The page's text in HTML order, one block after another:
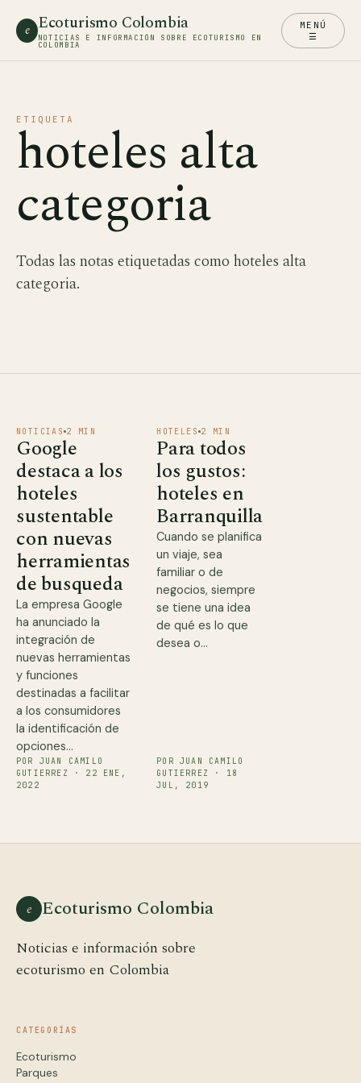
e Ecoturismo Colombia
NOTICIAS E INFORMACIÓN SOBRE ECOTURISMO EN
COLOMBIA
MENÚ
☰
ETIQUETA
hoteles alta
categoria
Todas las notas etiquetadas como hoteles alta
categoria.
NOTICIAS 2 MIN
Google
destaca a los
hoteles
sustentable
con nuevas
herramientas
de busqueda
La empresa Google
ha anunciado la
integración de
nuevas herramientas
y funciones
destinadas a facilitar
a los consumidores
la identificación de
opciones…
POR JUAN CAMILO
GUTIERREZ · 22 ENE,
2022
HOTELES 2 MIN
Para todos
los gustos:
hoteles en
Barranquilla
Cuando se planifica
un viaje, sea
familiar o de
negocios, siempre
se tiene una idea
de qué es lo que
desea o…
POR JUAN CAMILO
GUTIERREZ · 18
JUL, 2019
e Ecoturismo Colombia
Noticias e información sobre
ecoturismo en Colombia
CATEGORÍAS
Ecoturismo
Parques